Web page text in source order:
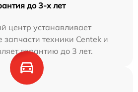
до 3-х лет
центр устанавливает
техники Centek и
гарантию до 3 лет.